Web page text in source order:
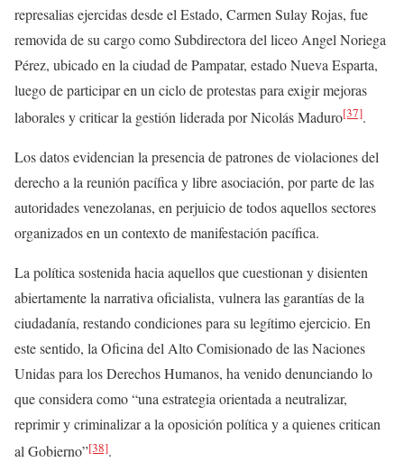
represalias ejercidas desde el Estado, Carmen Sulay Rojas, fue
removida de su cargo como Subdirectora del liceo Angel Noriega
Pérez, ubicado en la ciudad de Pampatar, estado Nueva Esparta,
luego de participar en un ciclo de protestas para exigir mejoras
laborales y criticar la gestión liderada por Nicolás Maduro[37].
Los datos evidencian la presencia de patrones de violaciones del
derecho a la reunión pacífica y libre asociación, por parte de las
autoridades venezolanas, en perjuicio de todos aquellos sectores
organizados en un contexto de manifestación pacífica.
La política sostenida hacia aquellos que cuestionan y disienten
abiertamente la narrativa oficialista, vulnera las garantías de la
ciudadanía, restando condiciones para su legítimo ejercicio. En
este sentido, la Oficina del Alto Comisionado de las Naciones
Unidas para los Derechos Humanos, ha venido denunciando lo
que considera como “una estrategia orientada a neutralizar,
reprimir y criminalizar a la oposición política y a quienes critican
al Gobierno”[38].